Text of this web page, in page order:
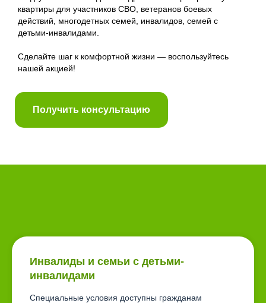
квартиры для участников СВО, ветеранов боевых
действий, многодетных семей, инвалидов, семей с
детьми-инвалидами.
Сделайте шаг к комфортной жизни — воспользуйтесь
нашей акцией!
Получить консультацию
Инвалиды и семьи с детьми-
инвалидами
Специальные условия доступны гражданам